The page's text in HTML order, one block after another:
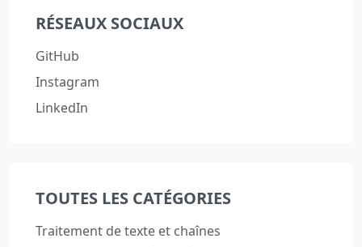
RÉSEAUX SOCIAUX
GitHub
Instagram
LinkedIn
TOUTES LES CATÉGORIES
Traitement de texte et chaînes